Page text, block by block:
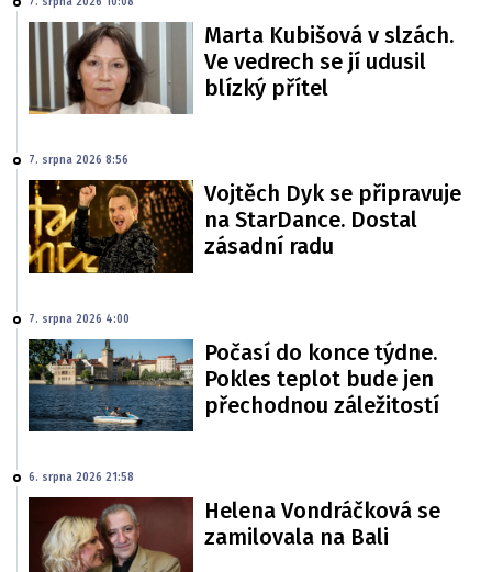
Marta Kubišová v slzách.
Ve vedrech se jí udusil
blízký přítel
7. srpna 2026 8:56
Vojtěch Dyk se připravuje
na StarDance. Dostal
zásadní radu
7. srpna 2026 4:00
Počasí do konce týdne.
Pokles teplot bude jen
přechodnou záležitostí
6. srpna 2026 21:58
Helena Vondráčková se
zamilovala na Bali